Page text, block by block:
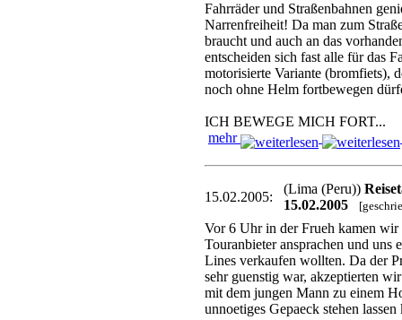
Fahrräder und Straßenbahnen
Narrenfreiheit! Da man zum
braucht und auch an das
entscheiden sich fast alle für das
motorisierte Variante (bromfiets),
noch ohne Helm fortbewegen
ICH BEWEGE MICH FORT...
mehr
15.02.2005:
(Lima (Peru))
15.02.2005
Vor 6 Uhr in der Frueh kamen
Touranbieter ansprachen und uns
Lines verkaufen wollten. Da der
sehr guenstig war, akzeptierten
mit dem jungen Mann zu einem
unnoetiges Gepaeck stehen